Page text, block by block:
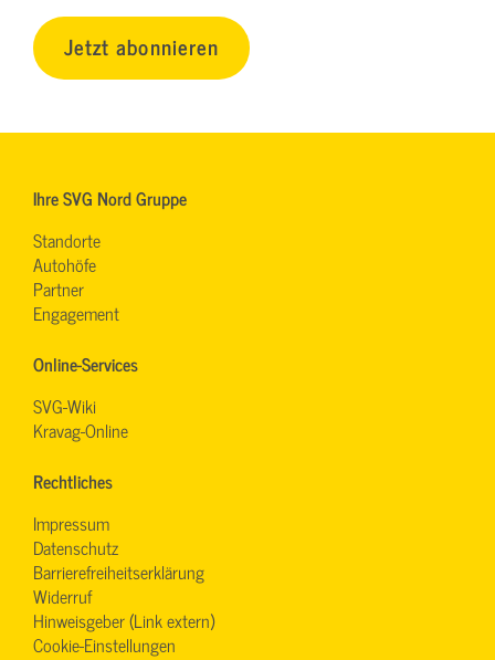
Jetzt abonnieren
Ihre SVG Nord Gruppe
Standorte
Autohöfe
Partner
Engagement
Online-Services
SVG-Wiki
Kravag-Online
Rechtliches
Impressum
Datenschutz
Barrierefreiheitserklärung
Widerruf
Hinweisgeber (Link extern)
Cookie-Einstellungen